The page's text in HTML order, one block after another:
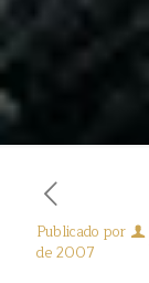
Publicado por
de 2007